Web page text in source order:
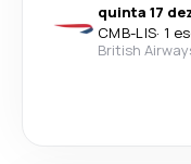
quinta 17
CMB-LIS· 1
British